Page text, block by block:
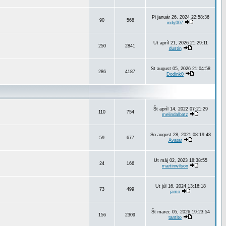
90 568
Pi január 26, 2024 22:58:36
indy007
250 2841
Ut apríl 21, 2026 21:29:11
dustin
286 4187
St august 05, 2026 21:04:58
Dodink0
110 754
Št apríl 14, 2022 07:21:29
melindalbatz
59 677
So august 28, 2021 08:19:48
Avatar
24 166
Ut máj 02, 2023 18:38:55
martinwilson
73 499
Ut júl 16, 2024 13:16:18
jamo
156 2309
Št marec 05, 2026 19:23:54
tantito